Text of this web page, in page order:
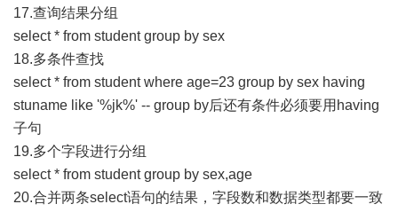
17.查询结果分组
select * from student group by sex
18.多条件查找
select * from student where age=23 group by sex having
stuname like '%jk%' -- group by后还有条件必须要用having
子句
19.多个字段进行分组
select * from student group by sex,age
20.合并两条select语句的结果，字段数和数据类型都要一致